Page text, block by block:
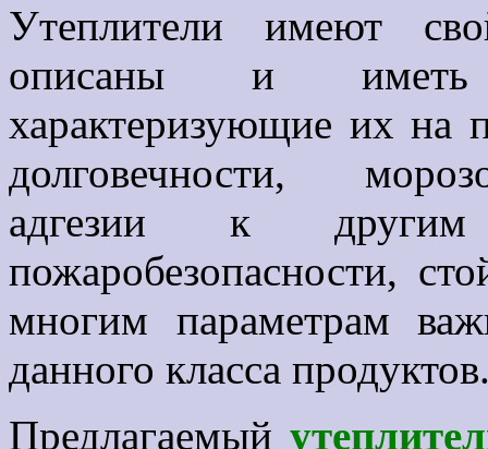
Утеплители имеют
описаны и иметь
характеризующие их на
долговечности,
адгезии к другим
пожаробезопасности,
многим параметрам
данного класса
Предлагаемый